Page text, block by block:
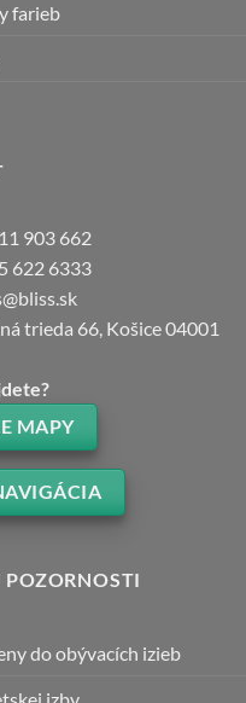
farieb
903 662
622 6333
trieda 66, Košice 04001
MAPY
POZORNOSTI
do obývacích izieb
izby